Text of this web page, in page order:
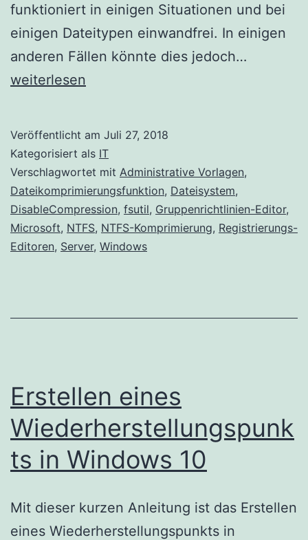
funktioniert in einigen Situationen und bei
einigen Dateitypen einwandfrei. In einigen
anderen Fällen könnte dies jedoch…
Windows
weiterlesen
Veröffentlicht am Juli 27, 2018
Kategorisiert als IT
Verschlagwortet mit Administrative Vorlagen,
Dateikomprimierungsfunktion, Dateisystem,
DisableCompression, fsutil, Gruppenrichtlinien-Editor,
Microsoft, NTFS, NTFS-Komprimierung, Registrierungs-
Editoren, Server, Windows
Erstellen eines
Wiederherstellungspunk
ts in Windows 10
Mit dieser kurzen Anleitung ist das Erstellen
eines Wiederherstellungspunkts in